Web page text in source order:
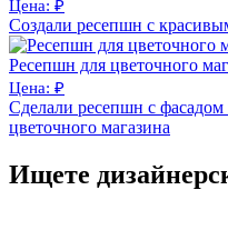
Цена: ₽
Создали ресепшн с
Ресепшн для цветочного
Цена: ₽
Сделали ресепшн с фасадом
цветочного магазина
Ищете